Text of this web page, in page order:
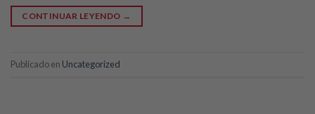
CONTINUAR LEYENDO →
Publicado en Uncategorized